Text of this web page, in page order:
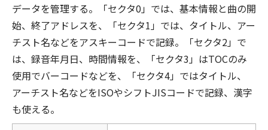
データを管理する。「セクタ0」では、基本情報と曲の開
始、終了アドレスを、「セクタ1」では、タイトル、アー
チスト名などをアスキーコードで記録。「セクタ2」で
は、録音年月日、時間情報を、「セクタ3」はTOCのみ
使用でバーコードなどを、「セクタ4」ではタイトル、
アーチスト名などをISOやシフトJISコードで記録、漢字
も使える。